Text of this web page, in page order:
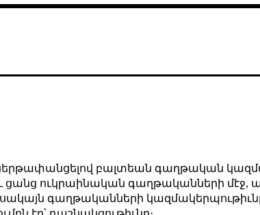
բալտեան գաղթական
ցանց ուկրաինական գաղթականների
սակայն գաղթականների